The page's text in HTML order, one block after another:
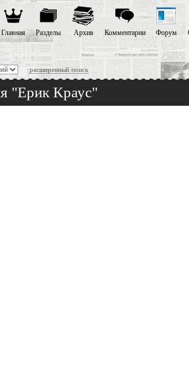
расширенный поиск
Главная Разделы Архив Комментарии Форум
"Ерик Краус"